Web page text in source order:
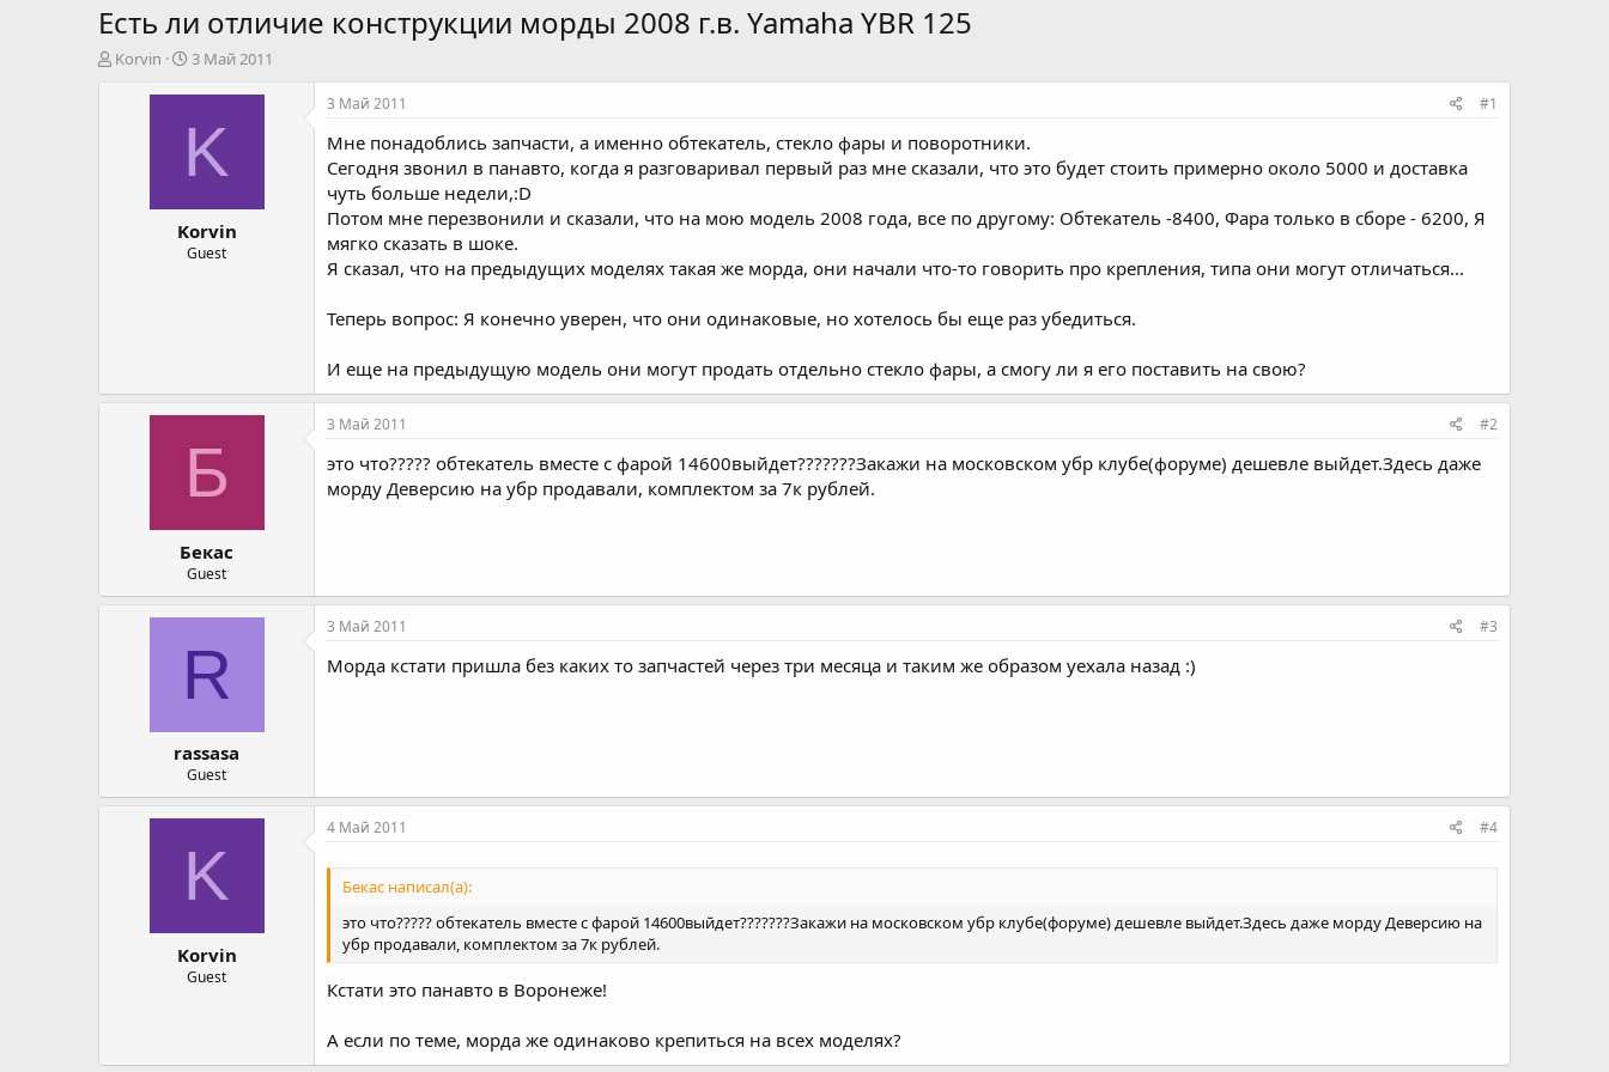
Есть ли отличие конструкции морды 2008 г.в. Yamaha YBR 125
А
Korvin
Д
т
н
а
а
л
а
3 Май 2011
K
Korvin
Guest
3 Май 2011 #1
Мне понадоблись запчасти, а именно обтекатель, стекло фары и поворотники.
Сегодня звонил в панавто, когда я разговаривал первый раз мне сказали, что это будет стоить примерно около 5000 и доставка
чуть больше недели,:D
Потом мне перезвонили и сказали, что на мою модель 2008 года, все по другому: Обтекатель -8400, Фара только в сборе - 6200, Я
мягко сказать в шоке.
Я сказал, что на предыдущих моделях такая же морда, они начали что-то говорить про крепления, типа они могут отличаться...
Теперь вопрос: Я конечно уверен, что они одинаковые, но хотелось бы еще раз убедиться.
И еще на предыдущую модель они могут продать отдельно стекло фары, а смогу ли я его поставить на свою?
Б
Бекас
Guest
3 Май 2011 #2
это что????? обтекатель вместе с фарой 14600выйдет???????Закажи на московском убр клубе(форуме) дешевле выйдет.Здесь даже
морду Деверсию на убр продавали, комплектом за 7к рублей.
R
rassasa
Guest
3 Май 2011 #3
Морда кстати пришла без каких то запчастей через три месяца и таким же образом уехала назад :)
K
Korvin
Guest
4 Май 2011 #4
Бекас написал(а):
это что????? обтекатель вместе с фарой 14600выйдет???????Закажи на московском убр клубе(форуме) дешевле выйдет.Здесь даже морду Деверсию на
убр продавали, комплектом за 7к рублей.
Кстати это панавто в Воронеже!
А если по теме, морда же одинаково крепиться на всех моделях?